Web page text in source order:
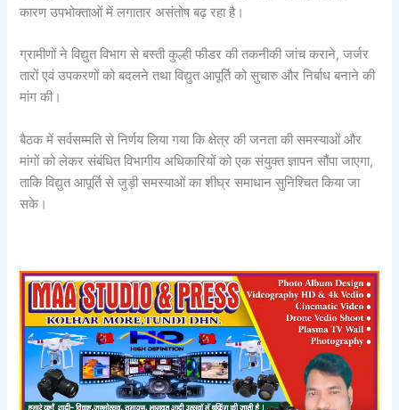
कारण उपभोक्ताओं में लगातार असंतोष बढ़ रहा है।
ग्रामीणों ने विद्युत विभाग से बस्ती कुल्ही फीडर की तकनीकी जांच कराने, जर्जर
तारों एवं उपकरणों को बदलने तथा विद्युत आपूर्ति को सुचारु और निर्बाध बनाने की
मांग की।
बैठक में सर्वसम्मति से निर्णय लिया गया कि क्षेत्र की जनता की समस्याओं और
मांगों को लेकर संबंधित विभागीय अधिकारियों को एक संयुक्त ज्ञापन सौंपा जाएगा,
ताकि विद्युत आपूर्ति से जुड़ी समस्याओं का शीघ्र समाधान सुनिश्चित किया जा
सके।